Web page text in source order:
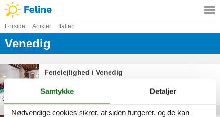
Forside Artikler Italien
Venedig
Ferielejlighed i Venedig
Om
Samtykke Detaljer
Nødvendige cookies sikrer, at siden fungerer, og de kan